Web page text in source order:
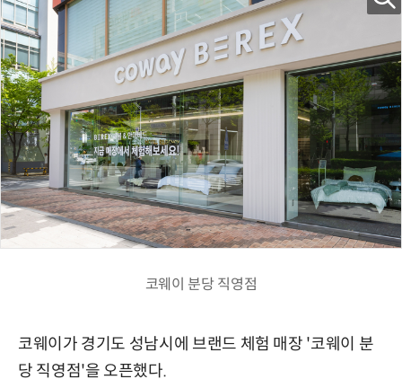
코웨이 분당 직영점
코웨이가 경기도 성남시에 브랜드 체험 매장 '코웨이 분
당 직영점'을 오픈했다.